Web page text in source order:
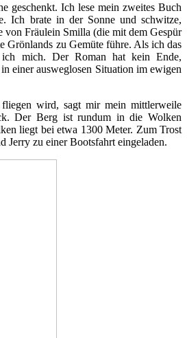
geschenkt. Ich lese mein zweites Buch
Ich brate in der Sonne und schwitze,
von Fräulein Smilla (die mit dem Gespür
Grönlands zu Gemüte führe. Als ich das
mich. Der Roman hat kein Ende,
einer ausweglosen Situation im ewigen
wird, sagt mir mein mittlerweile
Der Berg ist rundum in die Wolken
liegt bei etwa 1300 Meter. Zum Trost
Jerry zu einer Bootsfahrt eingeladen.